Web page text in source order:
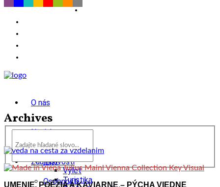
O nás
Novinky
wow
Tipy
Výlet
Turistika
Zaujímavosti
Osobnosti
Archives
UMENIE, POÉZIA A KAVIARNE – PÝCHA VIEDNE